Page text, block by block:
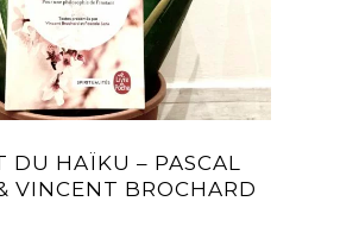
DU HAÏKU – PASCAL
VINCENT BROCHARD